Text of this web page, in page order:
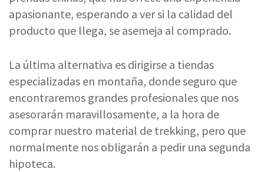
apasionante, esperando a ver si la calidad del
producto que llega, se asemeja al comprado.
La última alternativa es dirigirse a tiendas
especializadas en montaña, donde seguro que
encontraremos grandes profesionales que nos
asesorarán maravillosamente, a la hora de
comprar nuestro material de trekking, pero que
normalmente nos obligarán a pedir una segunda
hipoteca.